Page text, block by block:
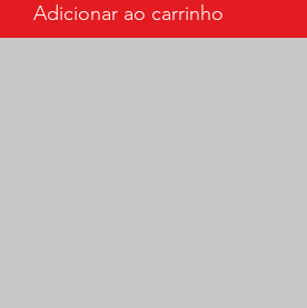
Adicionar ao carrinho